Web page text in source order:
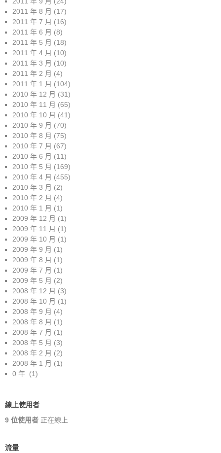
2011 年 8 月 (17)
2011 年 7 月 (16)
2011 年 6 月 (8)
2011 年 5 月 (18)
2011 年 4 月 (10)
2011 年 3 月 (10)
2011 年 2 月 (4)
2011 年 1 月 (104)
2010 年 12 月 (31)
2010 年 11 月 (65)
2010 年 10 月 (41)
2010 年 9 月 (70)
2010 年 8 月 (75)
2010 年 7 月 (67)
2010 年 6 月 (11)
2010 年 5 月 (169)
2010 年 4 月 (455)
2010 年 3 月 (2)
2010 年 2 月 (4)
2010 年 1 月 (1)
2009 年 12 月 (1)
2009 年 11 月 (1)
2009 年 10 月 (1)
2009 年 9 月 (1)
2009 年 8 月 (1)
2009 年 7 月 (1)
2009 年 5 月 (2)
2008 年 12 月 (3)
2008 年 10 月 (1)
2008 年 9 月 (4)
2008 年 8 月 (1)
2008 年 7 月 (1)
2008 年 5 月 (3)
2008 年 2 月 (2)
2008 年 1 月 (1)
0 年 (1)
線上使用者
9 位使用者 正在線上
流量